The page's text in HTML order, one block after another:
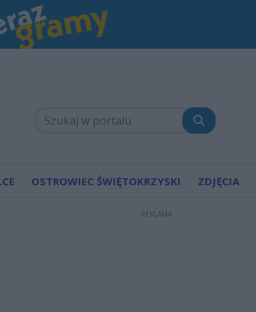
OSTROWIEC ŚWIĘTOKRZYSKI ZDJĘCIA
REKLAMA